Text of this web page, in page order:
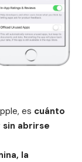
es cuánto
abrirse
la